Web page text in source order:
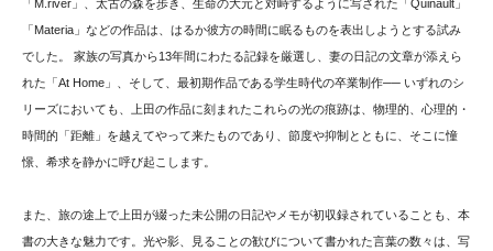
「M.river」、太古の森を歩き、生命の大元と対峙するように写された「Quinault」
「Materia」などの作品は、はるか彼方の時間に眠るものを表出しようとする試み
でした。 家族の写真から13年間にわたる記録を厳選し、妻の日記の文章が添えら
れた「At Home」、そして、最初期作品である学生時代の卒業制作── いずれのシ
リーズにおいても、上田の作品に刻まれたこれらの光の痕跡は、物理的、心理的・
時間的「距離」を越えてやって来たものであり、節度や抑制とともに、そこに憧
憬、希求を静かに呼び起こします。
また、旅の途上で上田が綴った未公開の日記やメモが初収録されていることも、本
書の大きな魅力です。光や影、見ることの歓びについて書かれた言葉の数々は、写